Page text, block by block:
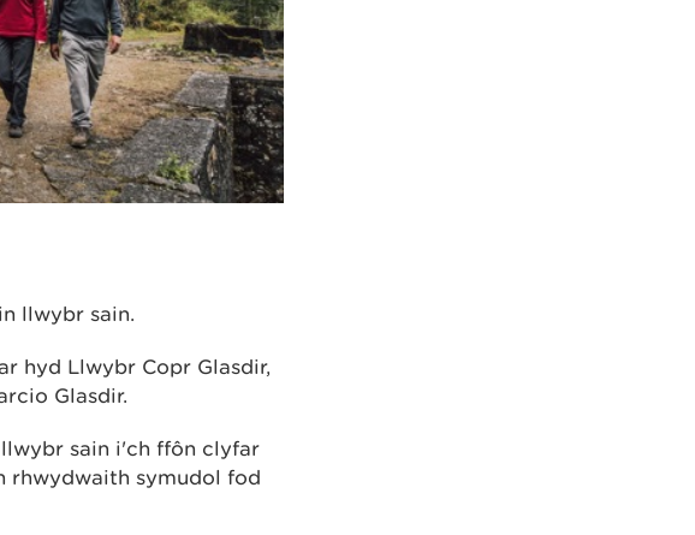
llwybr sain.
hyd Llwybr Copr Glasdir,
Glasdir.
sain i'ch ffôn clyfar
rhwydwaith symudol fod